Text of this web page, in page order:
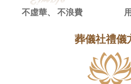
不虛華、 不浪費
葬儀社禮儀